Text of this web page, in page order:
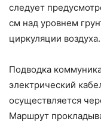
следует
см над уровнем
циркуляции воздуха.
Подводка
электрический
осуществляется
Маршрут